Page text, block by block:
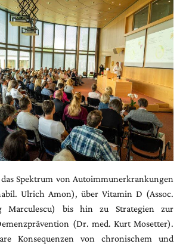
Spektrum von Autoimmunerkrankungen
Ulrich Amon), über Vitamin D (Assoc.
Marculescu) bis hin zu Strategien zur
(Dr. med. Kurt Mosetter).
Konsequenzen von chronischem und